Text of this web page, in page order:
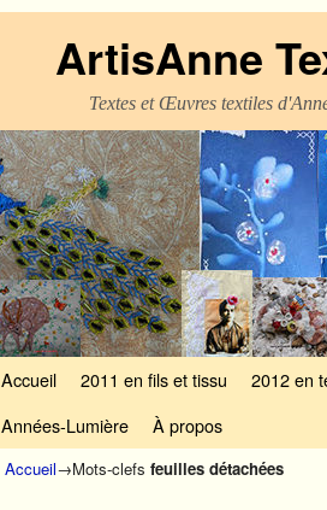
ArtisAnne
Textes et Œuvres textiles
Accueil 2011 en fils et tissu 2012 en
Années-Lumière
À propos
Accueil→Mots-clefs feuilles détachées